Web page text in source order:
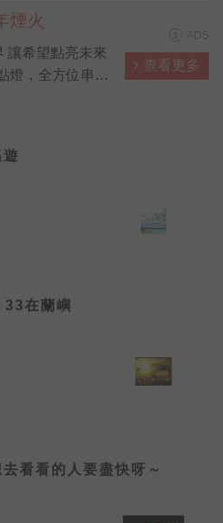
煙火
讓希望點亮未來
燈，全方位串聯
查看更多
33在蘭嶼
看看的人要盡快呀～